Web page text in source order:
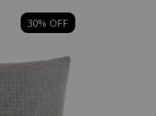
30% OFF